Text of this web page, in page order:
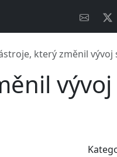
který změnil vývoj
vývoj